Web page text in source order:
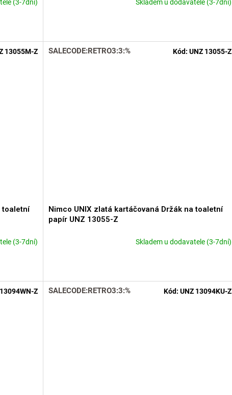
(3-7dní) Skladem u dodavatele (3-7dní)
toaletní
(3-7dní)
13055M-Z SALECODE:RETRO3:3:%
Nimco UNIX zlatá kartáčovaná Držák na toaletní
papír UNZ 13055-Z
Skladem u dodavatele (3-7dní)
Kód: UNZ 13055-Z
Z SALECODE:RETRO3:3:% Kód: UNZ 13094KU-Z